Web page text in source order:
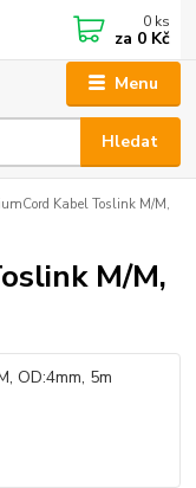
Menu
Hledat
0 ks
za 0 Kč
Kabel Toslink M/M,
M/M,